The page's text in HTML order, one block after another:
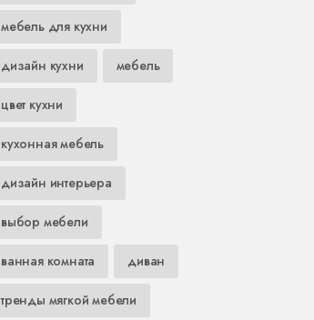
мебель для кухни
дизайн кухни мебель
цвет кухни
кухонная мебель
дизайн интерьера
выбор мебели
ванная комната диван
тренды мягкой мебели